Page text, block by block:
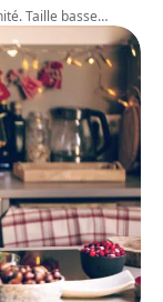
Taille basse…